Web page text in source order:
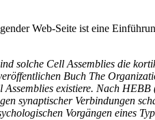
Web-Seite ist eine
solche Cell Assemblies die
Buch The
existiere. Nach
synaptischer Verbindungen
Vorgängen eines